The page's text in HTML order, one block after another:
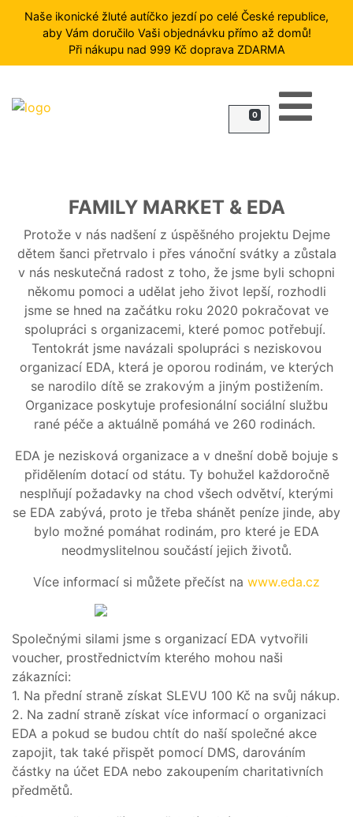
Naše ikonické žluté autíčko jezdí po celé České republice,
aby Vám doručilo Vaši objednávku přímo až domů!
Při nákupu nad 999 Kč doprava ZDARMA
FROST
OVOCE
MASO
PŘÍLOHY
HOTOVÁ
JÍDLA
DEZERTY
A
PEČIVO
OSTATNÍ
AKČNÍ
NABÍDKA
GRILOVÁNÍ
HLUBOKÉ
KARIÉRA
RECEPTY
O
NÁS
BLOG
PŘIHLÁSIT SE / REGISTROVAT
0
FAMILY MARKET & EDA
Protože v nás nadšení z úspěšného projektu Dejme
dětem šanci přetrvalo i přes vánoční svátky a zůstala
v nás neskutečná radost z toho, že jsme byli schopni
někomu pomoci a udělat jeho život lepší, rozhodli
jsme se hned na začátku roku 2020 pokračovat ve
spolupráci s organizacemi, které pomoc potřebují.
Tentokrát jsme navázali spolupráci s neziskovou
organizací EDA, která je oporou rodinám, ve kterých
se narodilo dítě se zrakovým a jiným postižením.
Organizace poskytuje profesionální sociální službu
rané péče a aktuálně pomáhá ve 260 rodinách.
EDA je nezisková organizace a v dnešní době bojuje s
přidělením dotací od státu. Ty bohužel každoročně
nesplňují požadavky na chod všech odvětví, kterými
se EDA zabývá, proto je třeba shánět peníze jinde, aby
bylo možné pomáhat rodinám, pro které je EDA
neodmyslitelnou součástí jejich životů.
Více informací si můžete přečíst na www.eda.cz
Společnými silami jsme s organizací EDA vytvořili
voucher, prostřednictvím kterého mohou naši
zákazníci:
1. Na přední straně získat SLEVU 100 Kč na svůj nákup.
2. Na zadní straně získat více informací o organizaci
EDA a pokud se budou chtít do naší společné akce
zapojit, tak také přispět pomocí DMS, darováním
částky na účet EDA nebo zakoupením charitativních
předmětů.